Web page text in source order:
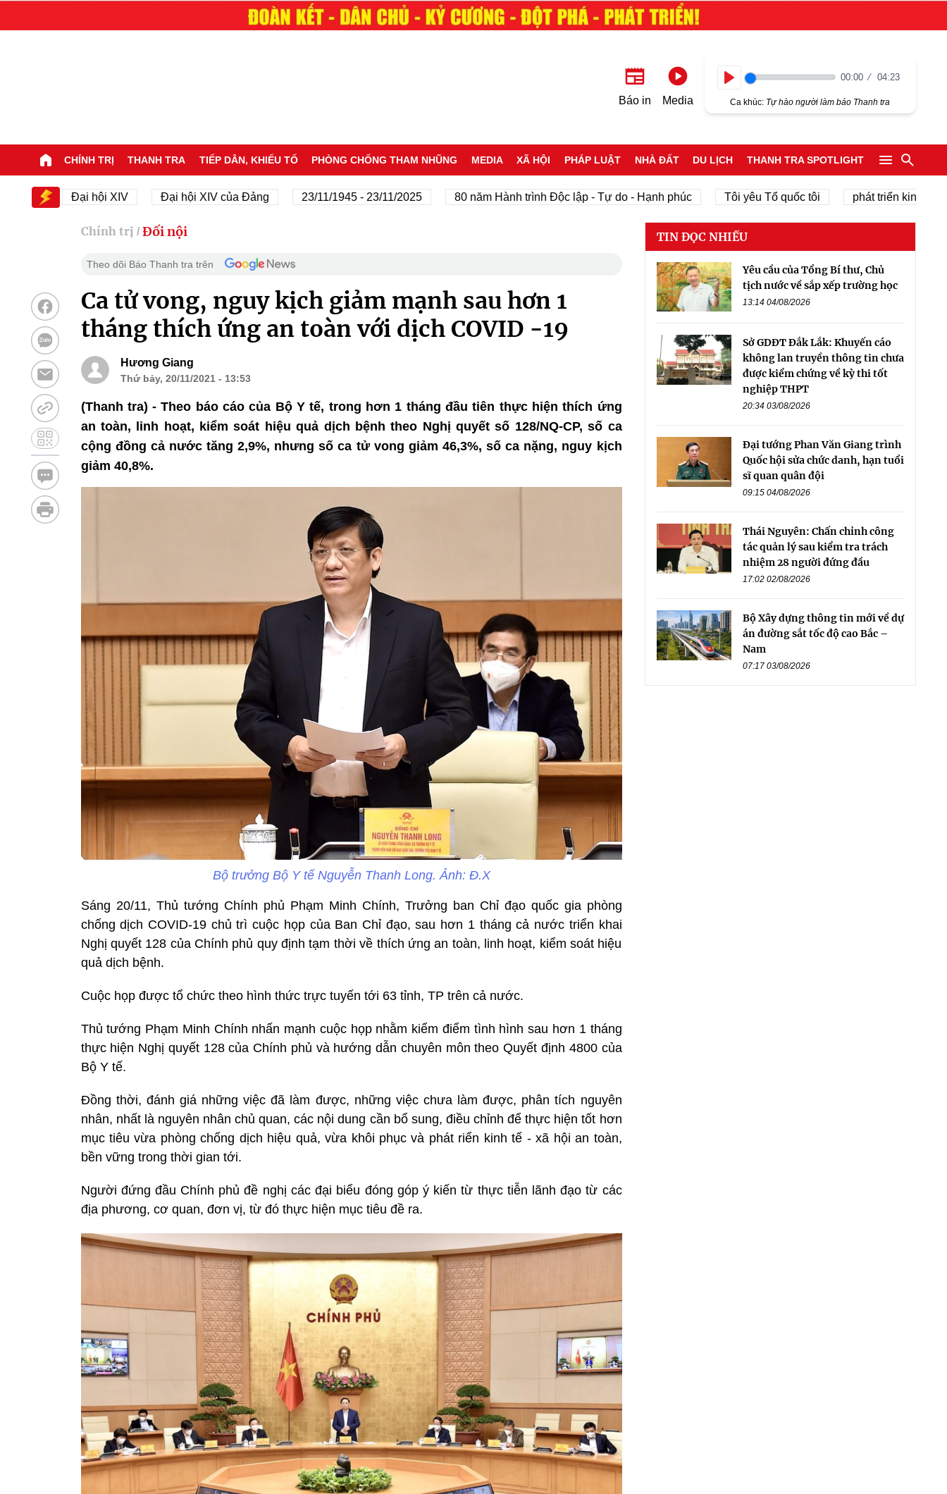
Báo in Media
00:00 04:23
Ca khúc: Tự hào người làm báo Thanh tra
CHÍNH TRỊ THANH TRA TIẾP DÂN, KHIẾU TỐ PHÒNG CHỐNG THAM NHŨNG MEDIA XÃ HỘI PHÁP LUẬT NHÀ ĐẤT DU LỊCH THANH TRA SPOTLIGHT
Đại hội XIV Đại hội XIV của Đảng 23/11/1945 - 23/11/2025 80 năm Hành trình Độc lập - Tự do - Hạnh phúc Tôi yêu Tổ quốc tôi phát triển kinh tế tư nhân
Chính trị / Đối nội
Theo dõi Báo Thanh tra trên
Ca tử vong, nguy kịch giảm mạnh sau hơn 1
tháng thích ứng an toàn với dịch COVID -19
Hương Giang
Thứ bảy, 20/11/2021 - 13:53
(Thanh tra) - Theo báo cáo của Bộ Y tế, trong hơn 1 tháng đầu tiên thực hiện thích ứng
an toàn, linh hoạt, kiểm soát hiệu quả dịch bệnh theo Nghị quyết số 128/NQ-CP, số ca
cộng đồng cả nước tăng 2,9%, nhưng số ca tử vong giảm 46,3%, số ca nặng, nguy kịch
giảm 40,8%.
Bộ trưởng Bộ Y tế Nguyễn Thanh Long. Ảnh: Đ.X
Sáng 20/11, Thủ tướng Chính phủ Phạm Minh Chính, Trưởng ban Chỉ đạo quốc gia phòng
chống dịch COVID-19 chủ trì cuộc họp của Ban Chỉ đạo, sau hơn 1 tháng cả nước triển khai
Nghị quyết 128 của Chính phủ quy định tạm thời về thích ứng an toàn, linh hoạt, kiểm soát hiệu
quả dịch bệnh.
Cuộc họp được tổ chức theo hình thức trực tuyến tới 63 tỉnh, TP trên cả nước.
Thủ tướng Phạm Minh Chính nhấn mạnh cuộc họp nhằm kiểm điểm tình hình sau hơn 1 tháng
thực hiện Nghị quyết 128 của Chính phủ và hướng dẫn chuyên môn theo Quyết định 4800 của
Bộ Y tế.
Đồng thời, đánh giá những việc đã làm được, những việc chưa làm được, phân tích nguyên
nhân, nhất là nguyên nhân chủ quan, các nội dung cần bổ sung, điều chỉnh để thực hiện tốt hơn
mục tiêu vừa phòng chống dịch hiệu quả, vừa khôi phục và phát riển kinh tế - xã hội an toàn,
bền vững trong thời gian tới.
Người đứng đầu Chính phủ đề nghị các đại biểu đóng góp ý kiến từ thực tiễn lãnh đạo từ các
địa phương, cơ quan, đơn vị, từ đó thực hiện mục tiêu đề ra.
TIN ĐỌC NHIỀU
Yêu cầu của Tổng Bí thư, Chủ
tịch nước về sắp xếp trường học
13:14 04/08/2026
Sở GDĐT Đắk Lắk: Khuyến cáo
không lan truyền thông tin chưa
được kiểm chứng về kỳ thi tốt
nghiệp THPT
20:34 03/08/2026
Đại tướng Phan Văn Giang trình
Quốc hội sửa chức danh, hạn tuổi
sĩ quan quân đội
09:15 04/08/2026
Thái Nguyên: Chấn chỉnh công
tác quản lý sau kiểm tra trách
nhiệm 28 người đứng đầu
17:02 02/08/2026
Bộ Xây dựng thông tin mới về dự
án đường sắt tốc độ cao Bắc –
Nam
07:17 03/08/2026